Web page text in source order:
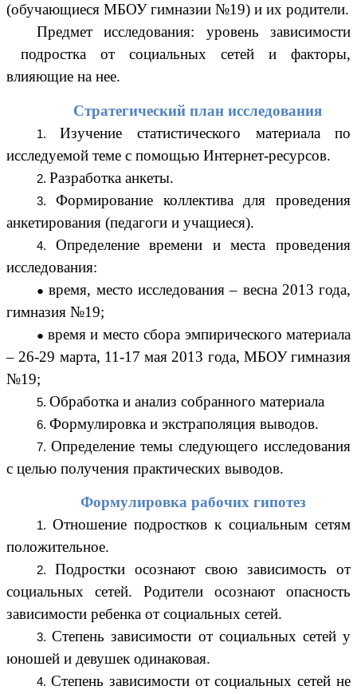
(обучающиеся МБОУ гимназии №19) и их родители.
Предмет исследования: уровень зависимости
подростка от социальных сетей и факторы,
влияющие на нее.
Стратегический план исследования
Изучение статистического материала по
исследуемой теме с помощью Интернет-ресурсов.
Разработка анкеты.
Формирование коллектива для проведения
анкетирования (педагоги и учащиеся).
Определение времени и места проведения
исследования:
время, место исследования – весна 2013 года,
гимназия №19;
время и место сбора эмпирического материала
– 26-29 марта, 11-17 мая 2013 года, МБОУ гимназия
№19;
Обработка и анализ собранного материала
Формулировка и экстраполяция выводов.
Определение темы следующего исследования
с целью получения практических выводов.
Формулировка рабочих гипотез
Отношение подростков к социальным сетям
положительное.
Подростки осознают свою зависимость от
социальных сетей. Родители осознают опасность
зависимости ребенка от социальных сетей.
Степень зависимости от социальных сетей у
юношей и девушек одинаковая.
Степень зависимости от социальных сетей не